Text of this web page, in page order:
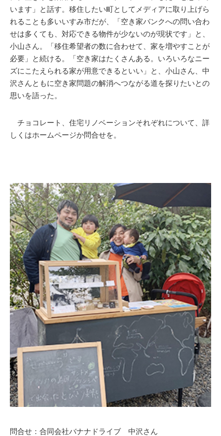
います」と話す。移住したい町としてメディアに取り上げら
れることも多いいすみ市だが、「空き家バンクへの問い合わ
せは多くても、対応できる物件が少ないのが現状です」と、
小山さん。「移住希望者の数に合わせて、家を増やすことが
必要」と続ける。「空き家はたくさんある。いろいろなニー
ズにこたえられる家が用意できるといい」と、小山さん、中
沢さんともに空き家問題の解消へつながる道を探りたいとの
思いを語った。
チョコレート、住宅リノベーションそれぞれについて、詳
しくはホームページか問合せを。
問合せ：合同会社バナナドライブ 中沢さん